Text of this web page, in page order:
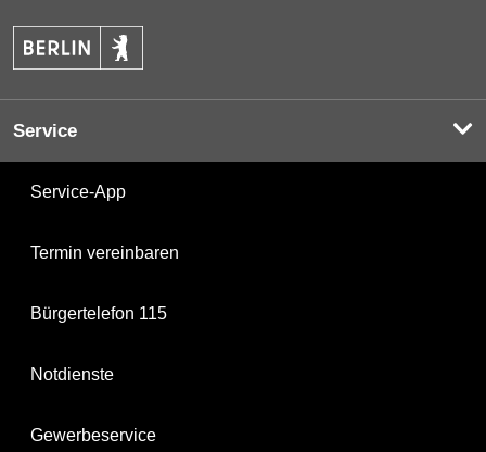
Service
Service-App
Termin vereinbaren
Bürgertelefon 115
Notdienste
Gewerbeservice